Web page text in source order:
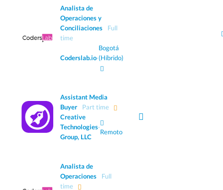
Analista de
Operaciones y
Conciliaciones
Full
time
Coderslab.io·
Bogotá
(Híbrido)
Assistant Media
Buyer
Part time
Creative
Technologies
Group, LLC
·
Remoto
Analista de
Operaciones
Full
time